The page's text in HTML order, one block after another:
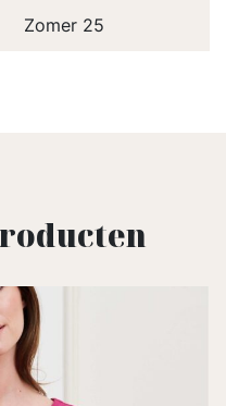
Zomer 25